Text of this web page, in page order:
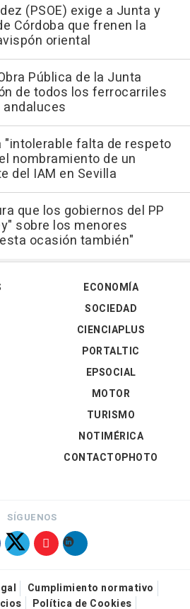
(PSOE) exige a Junta y
Córdoba que frenen la
oriental
Pública de la Junta
de todos los ferrocarriles
"intolerable falta de respeto
nombramiento de un
del IAM en Sevilla
que los gobiernos del PP
sobre los menores
ocasión también"
ECONOMÍA
SOCIEDAD
CIENCIAPLUS
PORTALTIC
EPSOCIAL
MOTOR
TURISMO
NOTIMÉRICA
CONTACTOPHOTO
SÍGUENOS
Cumplimiento normativo
Política de Cookies